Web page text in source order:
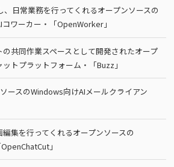
日常業務を行ってくれるオープンソースの
ワーカー・「OpenWorker」
共同作業スペースとして開発されたオープ
トプラットフォーム・「Buzz」
ースのWindows向けAIメールクライアン
集を行ってくれるオープンソースの
」